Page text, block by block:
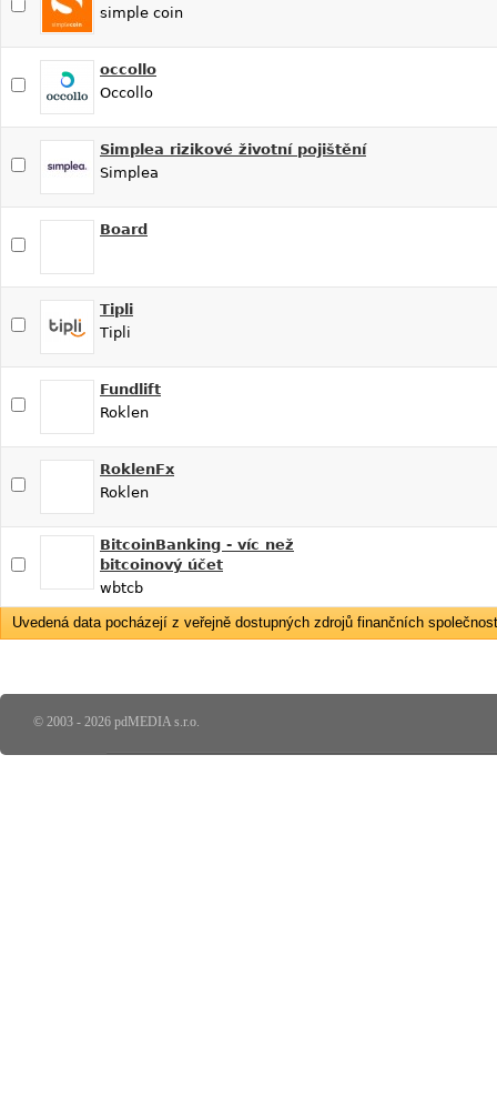
simple coin
occollo
Occollo
Simplea rizikové životní pojištění
Simplea
Board
Tipli
Tipli
Fundlift
Roklen
RoklenFx
Roklen
BitcoinBanking - víc než
bitcoinový účet
wbtcb
Uvedená data pocházejí z veřejně dostupných zdrojů finančních
© 2003 - 2026 pdMEDIA s.r.o.